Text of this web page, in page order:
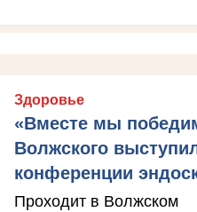
Здоровье
«Вместе мы
Волжского
конференции
Проходит в Волжском